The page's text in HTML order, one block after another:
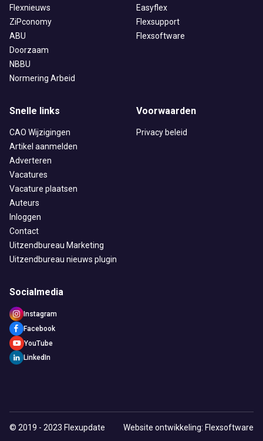
Flexnieuws
ZiPconomy
ABU
Doorzaam
NBBU
Normering Arbeid
Easyflex
Flexsupport
Flexsoftware
Snelle links
CAO Wijzigingen
Artikel aanmelden
Adverteren
Vacatures
Vacature plaatsen
Auteurs
Inloggen
Contact
Uitzendbureau Marketing
Uitzendbureau nieuws plugin
Voorwaarden
Privacy beleid
Socialmedia
Instagram
Facebook
YouTube
LinkedIn
© 2019 - 2023 Flexupdate Website ontwikkeling: Flexsoftware